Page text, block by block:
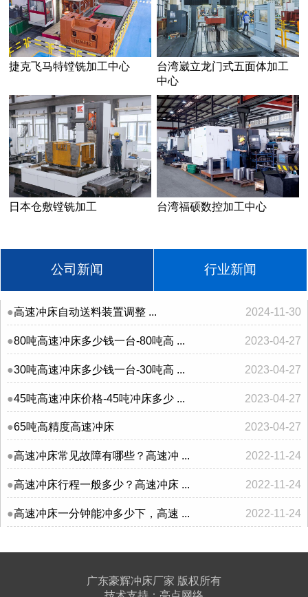
捷克飞马特镗铣加工中心
台湾崴立龙门式五面体加工
中心
日本仓敷镗铣加工 台湾福硕数控加工中心
公司新闻 行业新闻
2024-11-30
高速冲床自动送料装置调整 ...
2023-04-27
80吨高速冲床多少钱一台-80吨高 ...
2023-04-27
30吨高速冲床多少钱一台-30吨高 ...
2023-04-27
45吨高速冲床价格-45吨冲床多少 ...
2023-04-27
65吨高精度高速冲床
2022-11-24
高速冲床常见故障有哪些？高速冲 ...
2022-11-24
高速冲床行程一般多少？高速冲床 ...
2022-11-24
高速冲床一分钟能冲多少下，高速 ...
广东豪辉冲床厂家 版权所有